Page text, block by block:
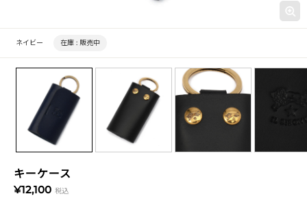
キーケース
¥12,100 税込
ネイビー 在庫 : 販売中